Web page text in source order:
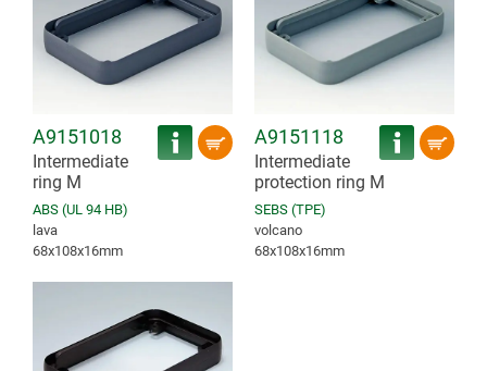
A9151018
Intermediate
ring M
ABS (UL 94 HB)
lava
68x108x16mm
A9151118
Intermediate
protection ring M
SEBS (TPE)
volcano
68x108x16mm